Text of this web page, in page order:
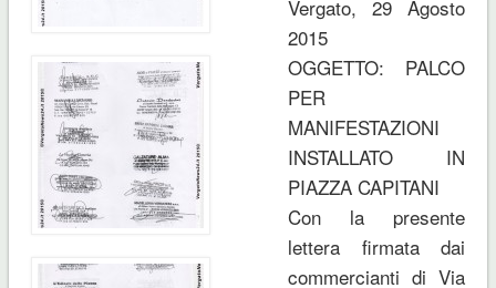
Vergato, 29 Agosto
2015
OGGETTO: PALCO
PER
MANIFESTAZIONI
INSTALLATO IN
PIAZZA CAPITANI
Con la presente
lettera firmata dai
commercianti di Via